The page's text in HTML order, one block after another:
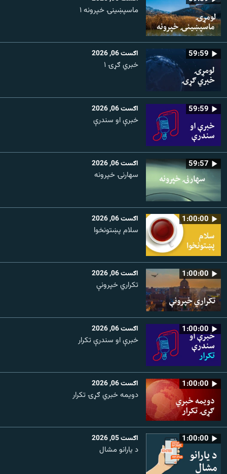
ماسپښينۍ خپرونه ۱
59:59 اګست 06, 2026
خبري ګړۍ ۱
59:59 اګست 06, 2026
خبرې او سندرې
59:57 اګست 06, 2026
سهارنۍ خپرونه
1:00:00 اګست 06, 2026
سلام پښتونخوا
1:00:00 اګست 06, 2026
تکراري خپرونې
1:00:00 اګست 06, 2026
خبرې او سندرې تکرار
1:00:00 اګست 06, 2026
دویمه خبري ګړۍ تکرار
1:00:00 اګست 05, 2026
د یارانو مشال